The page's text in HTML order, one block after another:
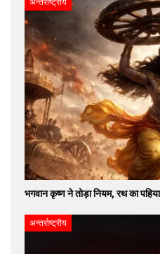
अन्तर्राष्ट्रीय
भगवान कृष्ण ने तोड़ा नियम, रथ का
अन्तर्राष्ट्रीय